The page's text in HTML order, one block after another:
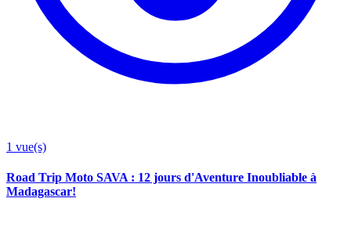
1 vue(s)
Road Trip Moto SAVA : 12 jours d'Aventure Inoubliable à
Madagascar!